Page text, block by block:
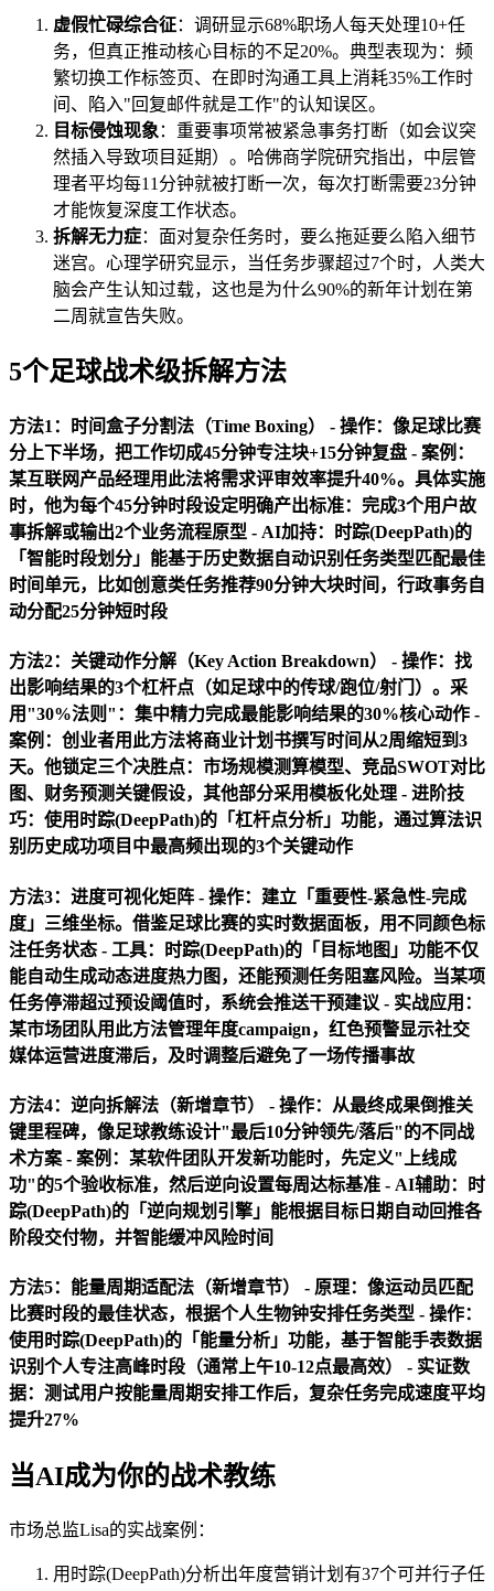
虚假忙碌综合征：调研显示68%职场人每天处理10+任
务，但真正推动核心目标的不足20%。典型表现为：频
繁切换工作标签页、在即时沟通工具上消耗35%工作时
间、陷入"回复邮件就是工作"的认知误区。
目标侵蚀现象 ：重要事项常被紧急事务打断（如会议突
然插入导致项目延期）。哈佛商学院研究指出，中层管
理者平均每11分钟就被打断一次，每次打断需要23分钟
才能恢复深度工作状态。
拆解无力症：面对复杂任务时，要么拖延要么陷入细节
迷宫。心理学研究显示，当任务步骤超过7个时，人类大
脑会产生认知过载，这也是为什么90%的新年计划在第
二周就宣告失败。
5个足球战术级拆解方法
方法1：时间盒子分割法（Time Boxing） - 操作：像足球比赛
分上下半场，把工作切成45分钟专注块+15分钟复盘 - 案例 ：
某互联网产品经理用此法将需求评审效率提升40%。具体实施
时，他为每个45分钟时段设定明确产出标准：完成3个用户故
事拆解或输出2个业务流程原型 - AI加持：时踪(DeepPath)的
「智能时段划分」能基于历史数据自动识别任务类型匹配最佳
时间单元，比如创意类任务推荐90分钟大块时间，行政事务自
动分配25分钟短时段
方法2：关键动作分解（Key Action Breakdown） - 操作：找
出影响结果的3个杠杆点（如足球中的传球/跑位/射门）。采
用"30%法则"：集中精力完成最能影响结果的30%核心动作 -
案例 ：创业者用此方法将商业计划书撰写时间从2周缩短到3
天。他锁定三个决胜点：市场规模测算模型、竞品SWOT对比
图、财务预测关键假设，其他部分采用模板化处理 - 进阶技
巧：使用时踪(DeepPath)的「杠杆点分析」功能，通过算法识
别历史成功项目中最高频出现的3个关键动作
方法3：进度可视化矩阵 - 操作：建立「重要性-紧急性-完成
度」三维坐标。借鉴足球比赛的实时数据面板，用不同颜色标
注任务状态 - 工具：时踪(DeepPath)的「目标地图」功能不仅
能自动生成动态进度热力图，还能预测任务阻塞风险。当某项
任务停滞超过预设阈值时，系统会推送干预建议 - 实战应用 ：
某市场团队用此方法管理年度campaign，红色预警显示社交
媒体运营进度滞后，及时调整后避免了一场传播事故
方法4：逆向拆解法（新增章节） - 操作：从最终成果倒推关
键里程碑，像足球教练设计"最后10分钟领先/落后"的不同战
术方案 - 案例 ：某软件团队开发新功能时，先定义"上线成
功"的5个验收标准，然后逆向设置每周达标基准 - AI辅助：时
踪(DeepPath)的「逆向规划引擎」能根据目标日期自动回推各
阶段交付物，并智能缓冲风险时间
方法5：能量周期适配法（新增章节） - 原理：像运动员匹配
比赛时段的最佳状态，根据个人生物钟安排任务类型 - 操作：
使用时踪(DeepPath)的「能量分析」功能，基于智能手表数据
识别个人专注高峰时段（通常上午10-12点最高效） - 实证数
据：测试用户按能量周期安排工作后，复杂任务完成速度平均
提升27%
当AI成为你的战术教练
市场总监Lisa的实战案例：
用时踪(DeepPath)分析出年度营销计划有37个可并行子任